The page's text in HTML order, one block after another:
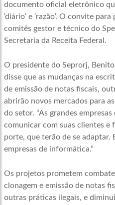
documento oficial eletrônico
‘diário’ e ‘razão’. O convite
comitês gestor e técnico do
Secretaria da Receita Federal.
O presidente do Seprorj,
disse que as mudanças na
de emissão de notas fiscais,
abrirão novos mercados para
do setor. “As grandes
comunicar com suas clientes e
porte, que terão de se adaptar.
empresas de informática.”
Os projetos prometem
clonagem e emissão de notas
outras práticas ilegais, e